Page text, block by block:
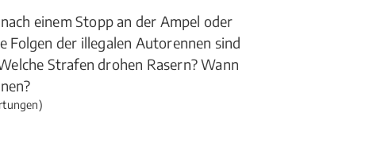
einem Stopp an der Ampel oder
der illegalen Autorennen sind
Strafen drohen Rasern? Wann